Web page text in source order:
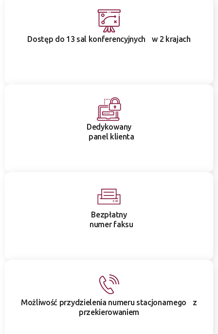
Dostęp do 13 sal konferencyjnych w 2 krajach
Dedykowany
panel klienta
Bezpłatny
numer faksu
Możliwość przydzielenia numeru stacjonarnego z
przekierowaniem